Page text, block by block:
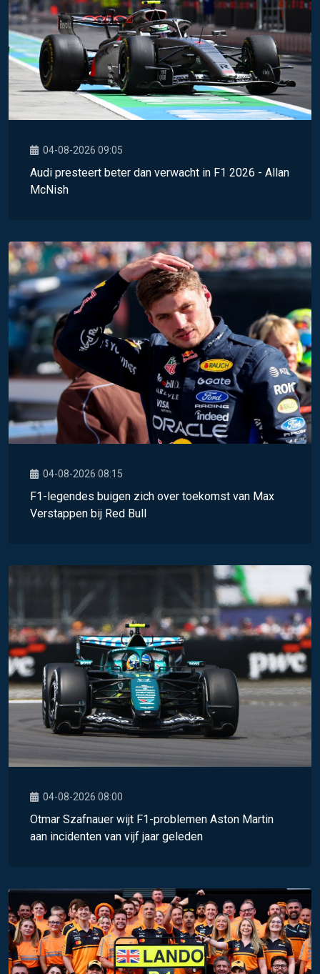
04-08-2026 09:05
Audi presteert beter dan verwacht in F1 2026 - Allan
McNish
04-08-2026 08:15
F1-legendes buigen zich over toekomst van Max
Verstappen bij Red Bull
04-08-2026 08:00
Otmar Szafnauer wijt F1-problemen Aston Martin
aan incidenten van vijf jaar geleden